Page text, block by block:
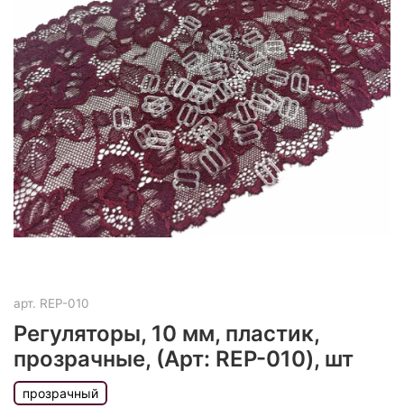
арт. REP-010
Регуляторы, 10 мм, пластик,
прозрачные, (Арт: REP-010), шт
прозрачный